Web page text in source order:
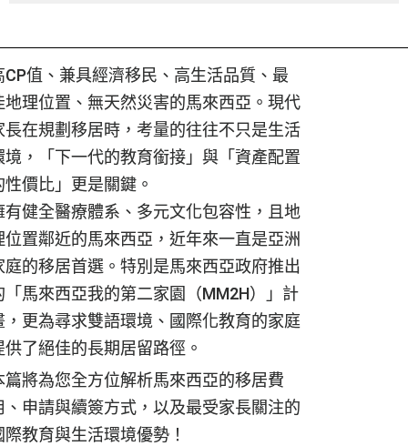
CP值、兼具經濟移民、高生活品質、最
地理位置、無天然災害的馬來西亞。現代
長在規劃移居時，考量的往往不只是生活
境，「下一代的教育銜接」與「資產配置
性價比」更是關鍵。
有健全醫療體系、多元文化包容性，且地
位置鄰近的馬來西亞，近年來一直是亞洲
庭的移居首選。特別是馬來西亞政府推出
「馬來西亞我的第二家園（MM2H）」計
，更為尋求雙語環境、國際化教育的家庭
供了絕佳的長期居留路徑。
篇將為您全方位解析馬來西亞的移居費
、申請與續簽方式，以及最受家長關注的
際教育與生活環境優勢！